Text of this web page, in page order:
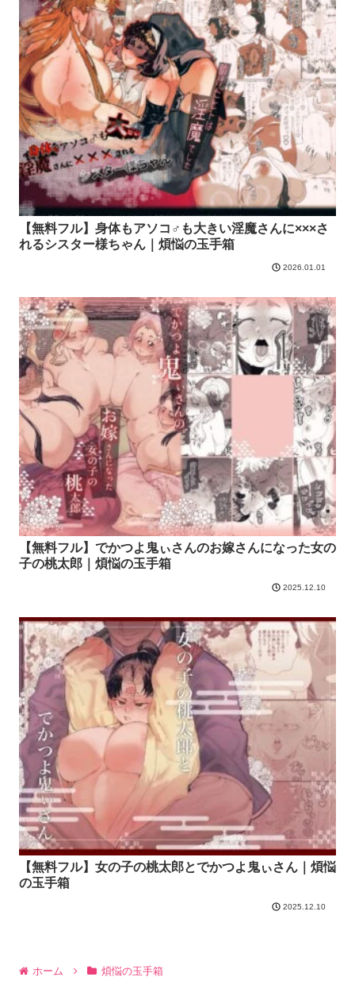
【無料フル】身体もアソコ♂も大きい淫魔さんに×××さ
れるシスター様ちゃん｜煩悩の玉手箱
2026.01.01
【無料フル】でかつよ鬼ぃさんのお嫁さんになった女の
子の桃太郎｜煩悩の玉手箱
2025.12.10
【無料フル】女の子の桃太郎とでかつよ鬼ぃさん｜煩悩
の玉手箱
2025.12.10
ホーム 煩悩の玉手箱